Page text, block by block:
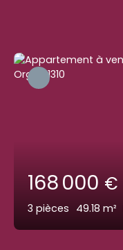
168 000 €
3 pièces 49.18 m²